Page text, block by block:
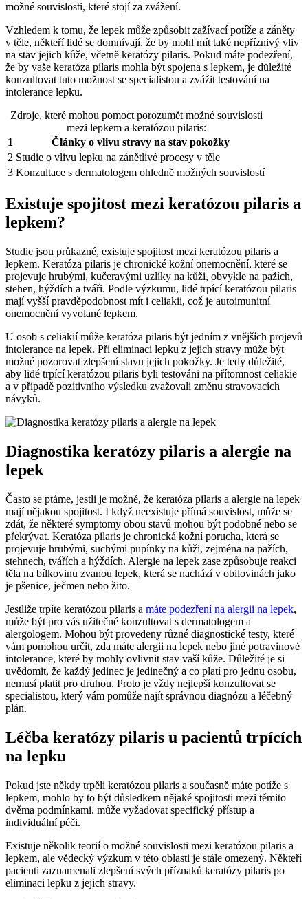
možné souvislosti, které stojí za zvážení.
Vzhledem k tomu, že lepek může způsobit zažívací potíže a záněty
v těle, někteří lidé se domnívají, že by mohl mít také nepříznivý vliv
na stav jejich kůže, včetně keratózy pilaris. Pokud máte podezření,
že by vaše keratóza pilaris mohla být spojena s lepkem, je důležité
konzultovat tuto možnost se specialistou a zvážit testování na
intolerance lepku.
Zdroje, které mohou pomoct porozumět možné souvislosti
mezi lepkem a keratózou pilaris:
1
Články o vlivu stravy na stav pokožky
2 Studie o vlivu lepku na zánětlivé procesy v těle
3 Konzultace s dermatologem ohledně možných souvislostí
Existuje spojitost mezi keratózou pilaris a
lepkem?
Studie jsou průkazné, existuje spojitost mezi keratózou pilaris a
lepkem. Keratóza pilaris je chronické kožní onemocnění, které se
projevuje hrubými, kučeravými uzlíky na kůži, obvykle na pažích,
stehen, hýždích a tváři. Podle výzkumu, lidé trpící keratózou pilaris
mají vyšší pravděpodobnost mít i celiakii, což je autoimunitní
onemocnění vyvolané lepkem.
U osob s celiakií může keratóza pilaris být jedním z vnějších projevů
intolerance na lepek. Při eliminaci lepku z jejich stravy může být
možné pozorovat zlepšení stavu jejich pokožky. Je tedy důležité,
aby lidé trpící keratózou pilaris byli testováni na přítomnost celiakie
a v případě pozitivního výsledku zvažovali změnu stravovacích
návyků.
Diagnostika keratózy pilaris a alergie na
lepek
Často se ptáme, jestli je možné, že keratóza pilaris a alergie na lepek
mají nějakou spojitost. I když neexistuje přímá souvislost, může se
zdát, že některé symptomy obou stavů mohou být podobné nebo se
překrývat. Keratóza pilaris je chronická kožní porucha, která se
projevuje hrubými, suchými pupínky na kůži, zejména na pažích,
stehnech, tvářích a hýždích. Alergie na lepek zase způsobuje reakci
těla na bílkovinu zvanou lepek, která se nachází v obilovinách jako
je pšenice, ječmen nebo žito.
Jestliže trpíte keratózou pilaris a máte podezření na alergii na lepek,
může být pro vás užitečné konzultovat s dermatologem a
alergologem. Mohou být provedeny různé diagnostické testy, které
vám pomohou určit, zda máte alergii na lepek nebo jiné potravinové
intolerance, které by mohly ovlivnit stav vaší kůže. Důležité je si
uvědomit, že každý jedinec je jedinečný a co platí pro jednu osobu,
nemusí platit pro druhou. Proto je vždy nejlepší konzultovat se
specialistou, který vám pomůže najít správnou diagnózu a léčebný
plán.
Léčba keratózy pilaris u pacientů trpících
na lepku
Pokud jste někdy trpěli keratózou pilaris a současně máte potíže s
lepkem, mohlo by to být důsledkem nějaké spojitosti mezi těmito
dvěma podmínkami. může vyžadovat specifický přístup a
individuální péči.
Existuje několik teorií o možné souvislosti mezi keratózou pilaris a
lepkem, ale vědecký výzkum v této oblasti je stále omezený. Někteří
pacienti zaznamenali zlepšení svých příznaků keratózy pilaris po
eliminaci lepku z jejich stravy.